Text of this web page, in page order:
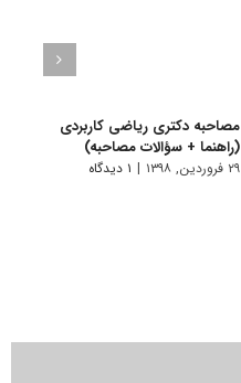
مصاحبه دکتری ریاضی کاربردی
(راهنما + سؤالات مصاحبه)
۲۹ فروردین, ۱۳۹۸ | ۱ دیدگاه